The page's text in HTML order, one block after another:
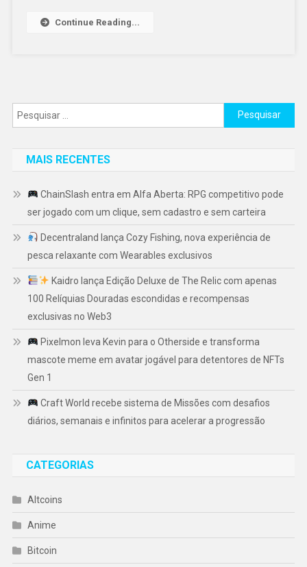
Continue Reading...
Pesquisar
por:
MAIS RECENTES
ChainSlash entra em Alfa Aberta: RPG competitivo pode
ser jogado com um clique, sem cadastro e sem carteira
Decentraland lança Cozy Fishing, nova experiência de
pesca relaxante com Wearables exclusivos
Kaidro lança Edição Deluxe de The Relic com apenas
100 Relíquias Douradas escondidas e recompensas
exclusivas no Web3
Pixelmon leva Kevin para o Otherside e transforma
mascote meme em avatar jogável para detentores de NFTs
Gen 1
Craft World recebe sistema de Missões com desafios
diários, semanais e infinitos para acelerar a progressão
CATEGORIAS
Altcoins
Anime
Bitcoin